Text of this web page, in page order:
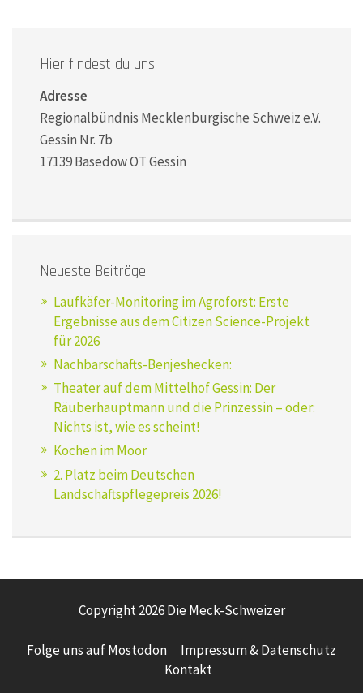
Hier findest du uns
Adresse
Regionalbündnis Mecklenburgische Schweiz e.V.
Gessin Nr. 7b
17139 Basedow OT Gessin
Neueste Beiträge
Laufkäfer-Monitoring im Agroforst: Erste
Ergebnisse aus dem Citizen Science-Projekt
für 2026
Nachbarschafts-Benjeshecken:
Theater auf dem Mittelhof Gessin: Der
Räuberhauptmann und die Prinzessin – oder:
Nichts ist, wie es scheint!
Kochen im Moor
2. Platz beim Deutschen
Landschaftspflegepreis 2026!
Copyright 2026 Die Meck-Schweizer
Folge uns auf Mostodon
Impressum & Datenschutz
Kontakt